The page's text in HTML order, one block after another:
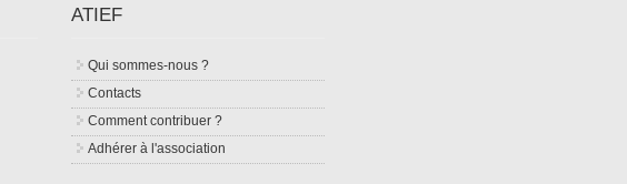
ATIEF
Qui sommes-nous ?
Contacts
Comment contribuer ?
Adhérer à l'association